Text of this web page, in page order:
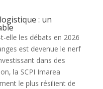
: un
elle les débats en 2026
est devenue le nerf
dans des
la SCPI Imarea
le plus résilient de